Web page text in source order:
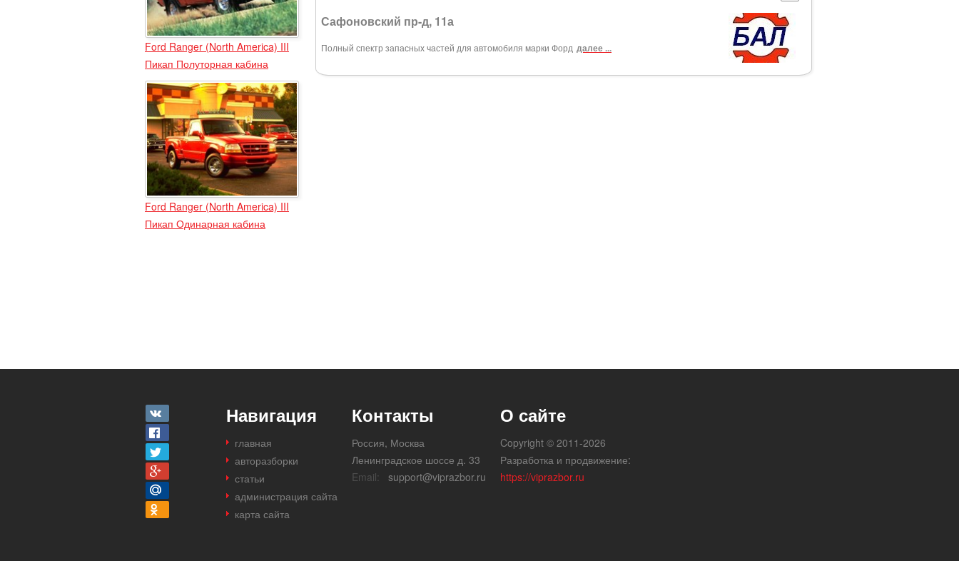
Ford Ranger (North America) III
Пикап Полуторная кабина
Ford Ranger (North America) III
Пикап Одинарная кабина
Сафоновский пр-д, 11а
Полный спектр запасных частей для автомобиля марки Форд далее ...
Навигация
главная
авторазборки
статьи
администрация сайта
карта сайта
Контакты
Россия, Москва
Ленинградское шоссе д. 33
Email:
support@viprazbor.ru
О сайте
Copyright © 2011-2026
Разработка и продвижение:
https://viprazbor.ru